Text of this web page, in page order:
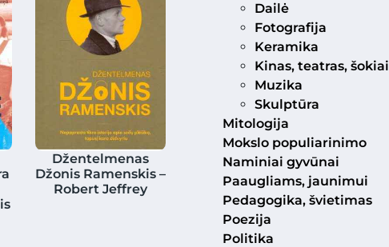
Džentelmenas
Džonis Ramenskis –
Robert Jeffrey
Dailė
Fotografija
Keramika
Kinas, teatras, šokiai
Muzika
Skulptūra
Mitologija
Mokslo populiarinimo
Naminiai gyvūnai
Paaugliams, jaunimui
Pedagogika, švietimas
Poezija
Politika